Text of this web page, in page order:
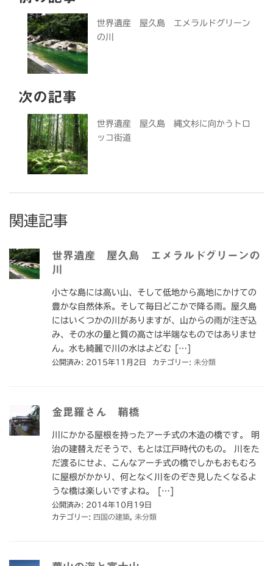
世界遺産 屋久島 エメラルドグリーン
の川
次の記事
世界遺産 屋久島 縄文杉に向かうトロ
ッコ街道
関連記事
世界遺産 屋久島 エメラルドグリーンの
川
小さな島には高い山、そして低地から高地にかけての
豊かな自然体系。そして毎日どこかで降る雨。屋久島
にはいくつかの川がありますが、山からの雨が注ぎ込
み、その水の量と質の高さは半端なものではありませ
ん。水も綺麗で川の水はよどむ […]
公開済み: 2015年11月2日 カテゴリー: 未分類
金毘羅さん 鞘橋
川にかかる屋根を持ったアーチ式の木造の橋です。 明
治の建替えだそうで、もとは江戸時代のもの。 川をた
だ渡るにせよ、こんなアーチ式の橋でしかもおもむろ
に屋根がかかり、何となく川をのぞき見したくなるよ
うな橋は楽しいですよね。 […]
公開済み: 2014年10月19日
カテゴリー: 四国の建築 未分類